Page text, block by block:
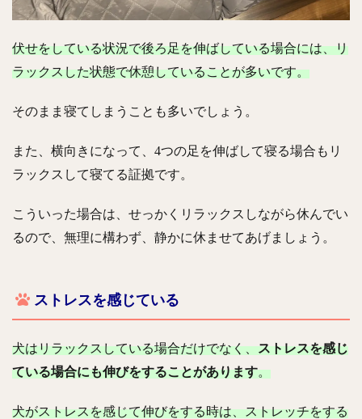
伏せをしている状況で後ろ足を伸ばしている場合には、リ
ラックスした状態で休憩していることが多いです。
そのまま寝てしまうことも多いでしょう。
また、横向きになって、4つの足を伸ばして寝る場合もリ
ラックスして寝てる証拠です。
こういった場合は、せっかくリラックスしながら休んでい
るので、無理に構わず、静かに休ませてあげましょう。
ストレスを感じている
犬はリラックスしている場合だけでなく、ストレスを感じ
ている場合にも伸びをすることがあります。
犬がストレスを感じて伸びをする時は、ストレッチをする